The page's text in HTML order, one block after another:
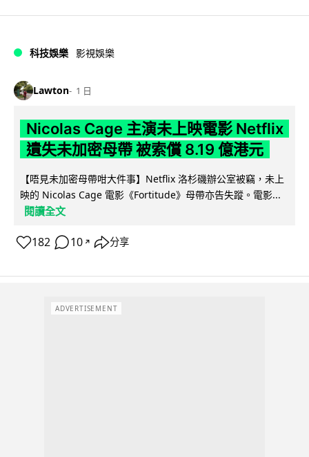
科技娛樂 影視娛樂
Lawton 1 日
Nicolas Cage 主演未上映電影 Netflix
遺失未加密母帶 被索償 8.19 億港元
【唔見未加密母帶咁大件事】Netflix 洛杉磯辦公室被竊，未上
映的 Nicolas Cage 電影《Fortitude》母帶亦告失蹤。電影...
閱讀全文
182 10 ↗ 分享
ADVERTISEMENT